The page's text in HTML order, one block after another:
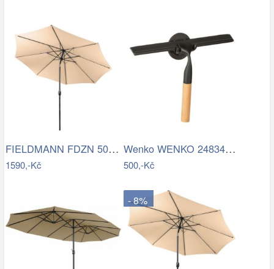
FIELDMANN FDZN 5006 Slunečník krémový 3…
1590,-Kč
Wenko WENKO 24834100 - Stěrka BAMBUSa…
500,-Kč
- 8%